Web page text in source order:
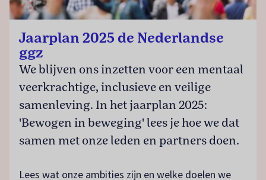
Jaarplan 2025 de Nederlandse
ggz
We blijven ons inzetten voor een mentaal
veerkrachtige, inclusieve en veilige
samenleving. In het jaarplan 2025:
'Bewogen in beweging' lees je hoe we dat
samen met onze leden en partners doen.
Lees wat onze ambities zijn en welke doelen we